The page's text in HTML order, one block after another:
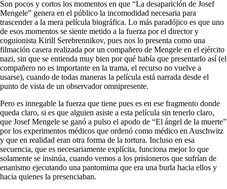
Son pocos y cortos los momentos en que “La desaparición de Josef
Mengele” genera en el público la incomodidad necesaria para
trascender a la mera película biográfica. Lo más paradójico es que uno
de esos momentos se siente metido a la fuerza por el director y
coguionista Kirill Serebrennikov, pues nos lo presenta como una
filmación casera realizada por un compañero de Mengele en el ejército
nazi, sin que se entienda muy bien por qué había que presentarlo así (el
compañero no es importante en la trama, el recurso no vuelve a
usarse), cuando de todas maneras la película está narrada desde el
punto de vista de un observador omnipresente.
Pero es innegable la fuerza que tiene pues es en ese fragmento donde
queda claro, si es que alguien asiste a esta película sin tenerlo claro,
que Josef Mengele se ganó a pulso el apodo de “El ángel de la muerte”
por los experimentos médicos que ordenó como médico en Auschwitz
y que en realidad eran otra forma de la tortura. Incluso en esa
secuencia, que es necesariamente explícita, funciona mejor lo que
solamente se insinúa, cuando vemos a los prisioneros que sufrían de
enanismo ejecutando una pantomima que era una burla hacia ellos y
hacia quienes la presenciaban.